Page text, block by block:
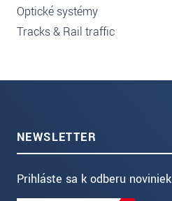
Optické systémy
Tracks & Rail traffic
NEWSLETTER
Prihláste sa k odberu noviniek